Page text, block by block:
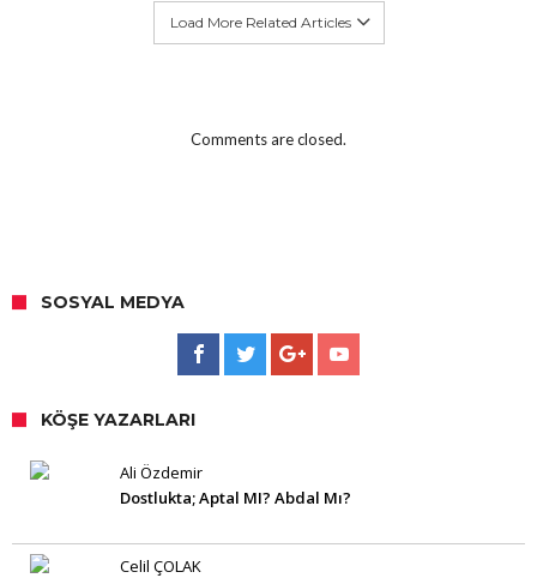
Load More Related Articles
Comments are closed.
SOSYAL MEDYA
KÖŞE YAZARLARI
Ali Özdemir
Dostlukta; Aptal MI? Abdal Mı?
Celil ÇOLAK